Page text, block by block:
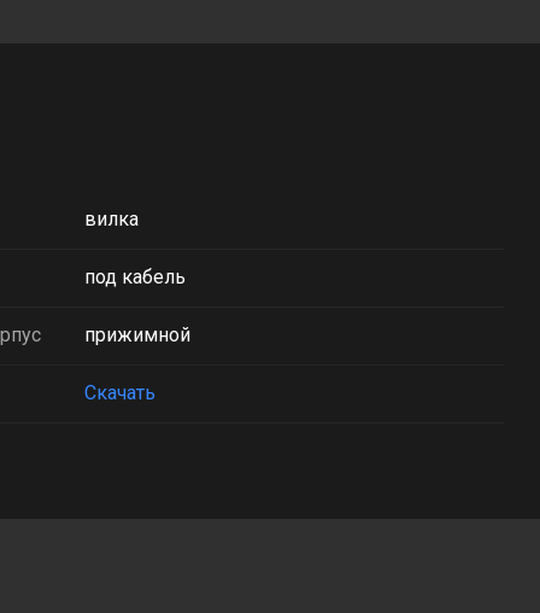
вилка
под кабель
прижимной
Скачать